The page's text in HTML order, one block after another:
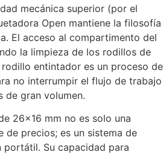
mecánica superior (por el
Open mantiene la filosofía
El acceso al compartimento del
la limpieza de los rodillos de
entintador es un proceso de
no interrumpir el flujo de trabajo
de gran volumen.
26×16 mm no es solo una
de precios; es un sistema de
Su capacidad para